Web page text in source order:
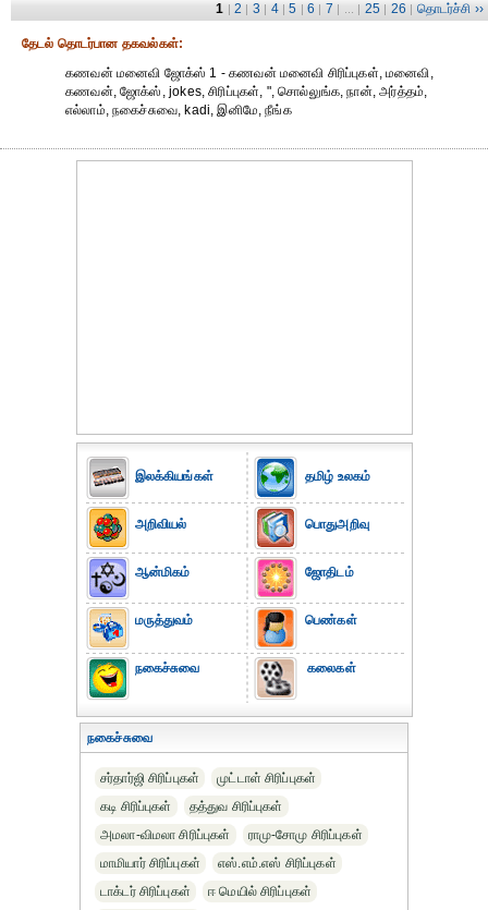
1 | 2 | 3 | 4 | 5 | 6 | 7 | ... | 25 | 26 | தொடர்ச்சி ››
தேட‌ல் தொட‌ர்பான தகவ‌ல்க‌ள்:
கணவன் மனைவி ஜோக்ஸ் 1 - கணவன் மனைவி சிரிப்புகள், மனைவி,
கணவன், ஜோக்ஸ், jokes, சிரிப்புகள், ", சொல்லுங்க, நான், அர்த்தம்,
எல்லாம், நகைச்சுவை, kadi, இனிமே, நீங்க
இலக்கியங்கள்
அறிவியல்
ஆன்மிகம்
மருத்துவம்
நகைச்சுவை
தமிழ் உலகம்
பொதுஅறிவு
ஜோதிடம்
பெண்கள்
கலைகள்
நகைச்சுவை
சர்தார்ஜி சிரிப்புகள்
முட்டாள் சிரிப்புகள்
கடி சிரிப்புகள்
தத்துவ சிரிப்புகள்
அமலா-விமலா சிரிப்புகள்
ராமு-சோமு சிரிப்புகள்
மாமியார் சிரிப்புகள்
எஸ்.எம்.எஸ் சிரிப்புகள்
டாக்டர் சிரிப்புகள்
ஈ மெயில் சிரிப்புகள்